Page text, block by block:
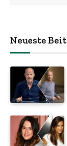
Neueste